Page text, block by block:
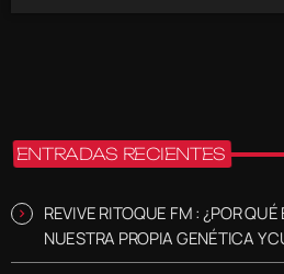
ENTRADAS RECIENTES
REVIVE RITOQUE FM : ¿POR QUÉ
NUESTRA PROPIA GENÉTICA Y